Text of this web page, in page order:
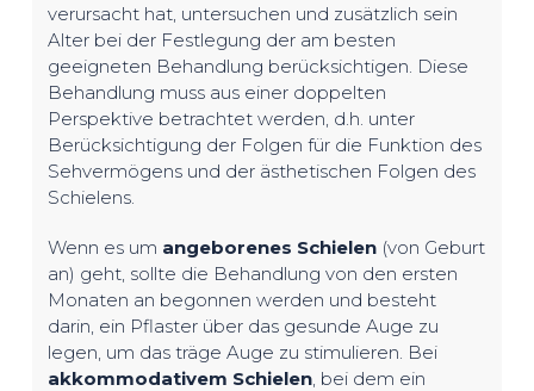
verursacht hat, untersuchen und zusätzlich sein
Alter bei der Festlegung der am besten
geeigneten Behandlung berücksichtigen. Diese
Behandlung muss aus einer doppelten
Perspektive betrachtet werden, d.h. unter
Berücksichtigung der Folgen für die Funktion des
Sehvermögens und der ästhetischen Folgen des
Schielens.
Wenn es um angeborenes Schielen (von Geburt
an) geht, sollte die Behandlung von den ersten
Monaten an begonnen werden und besteht
darin, ein Pflaster über das gesunde Auge zu
legen, um das träge Auge zu stimulieren. Bei
akkommodativem Schielen , bei dem ein